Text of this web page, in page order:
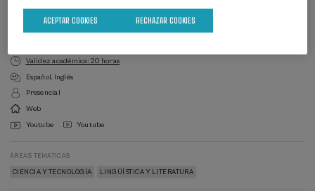
curso
DIRECTOR/A DEL CURSO
German Rigau Claramunt
Validez académica: 20 horas
Español Inglés
Presencial
Web
Youtube
Youtube
ÁREAS TEMÁTICAS
CIENCIA Y TECNOLOGÍA LINGÜÍSTICA Y LITERATURA
RECHAZAR COOKIES
ACEPTAR COOKIES